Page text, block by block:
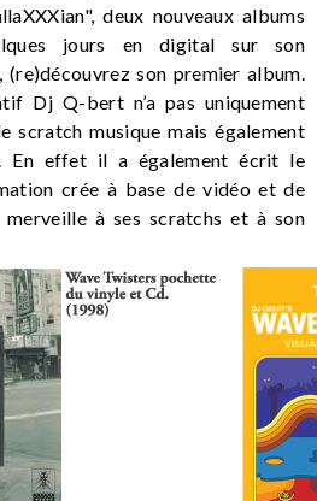
deux nouveaux albums
jours en digital sur son
(re)découvrez son premier album.
Dj Q-bert n’a pas uniquement
scratch musique mais également
En effet il a également écrit le
crée à base de vidéo et de
merveille à ses scratchs et à son